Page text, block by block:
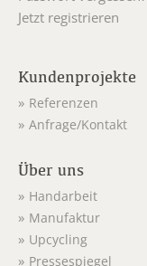
Jetzt registrieren
Kundenprojekte
Referenzen
Anfrage/Kontakt
Über uns
Handarbeit
Manufaktur
Upcycling
Pressespiegel